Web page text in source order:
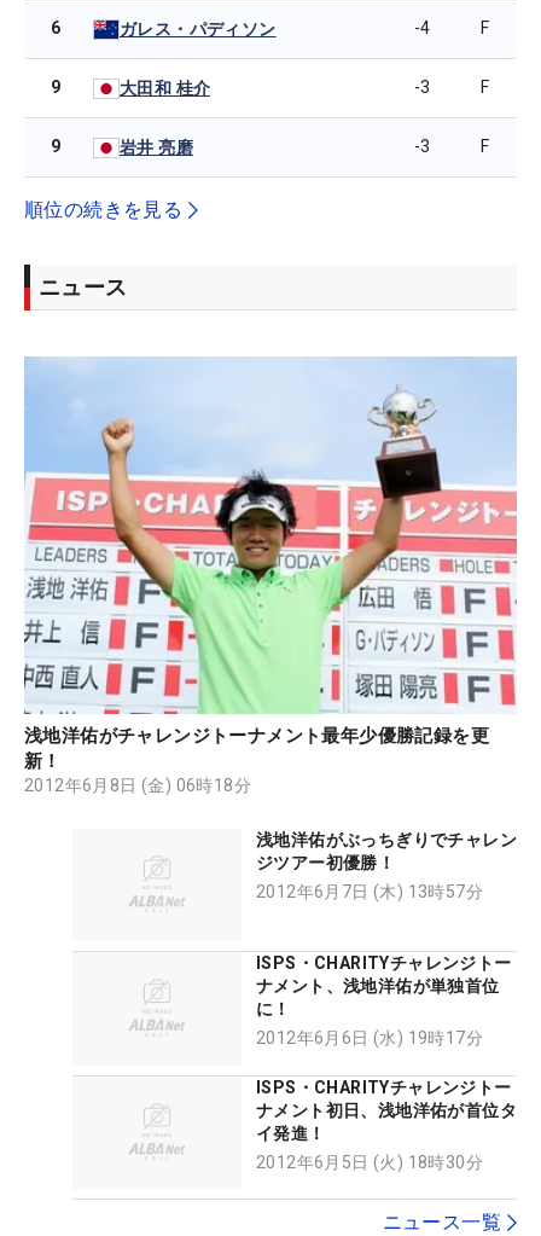
6 ガレス・パディソン -4 F
9 大田和 桂介 -3 F
9 岩井 亮磨 -3 F
順位の続きを見る
ニュース
浅地洋佑がチャレンジトーナメント最年少優勝記録を更
新！
2012年6月8日 (金) 06時18分
浅地洋佑がぶっちぎりでチャレン
ジツアー初優勝！
2012年6月7日 (木) 13時57分
ISPS・CHARITYチャレンジトー
ナメント、浅地洋佑が単独首位
に！
2012年6月6日 (水) 19時17分
ISPS・CHARITYチャレンジトー
ナメント初日、浅地洋佑が首位タ
イ発進！
2012年6月5日 (火) 18時30分
ニュース一覧